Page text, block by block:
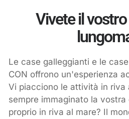
Vivete il
Le case galleggianti e le
CON offrono un'esperienza
Vi piacciono le attività in riva
sempre immaginato la
proprio in riva al mare? Il